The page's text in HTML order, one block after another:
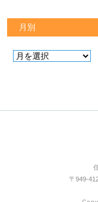
月別
〒949-